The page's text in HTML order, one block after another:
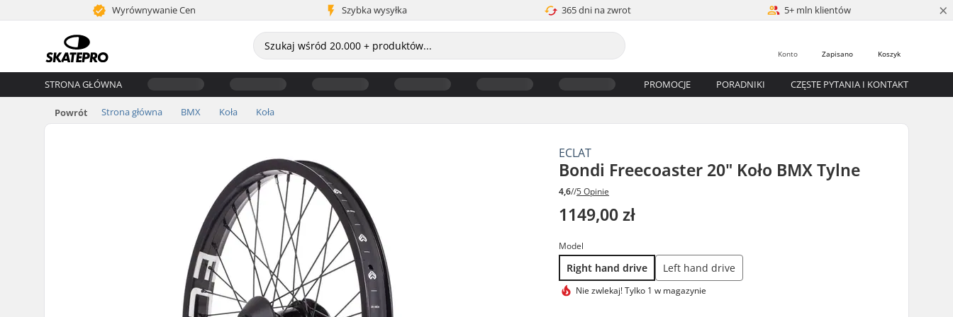
Wyrównywanie Cen Szybka wysyłka 365 dni na zwrot 5+ mln klientów ×
Koszyk
Zapisano
Konto
STRONA GŁÓWNA PROMOCJE PORADNIKI CZĘSTE PYTANIA I KONTAKT
Powrót Strona główna BMX Koła Koła
ECLAT
Bondi Freecoaster 20" Koło BMX Tylne
4,6//5 Opinie
1149,00 zł
Model
Right hand drive Left hand drive
Nie zwlekaj!Tylko 1 w magazynie